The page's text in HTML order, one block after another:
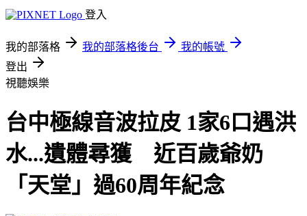
登入
我的部落格 我的部落格後台
我的帳號
登出
視聽娛樂
台中極線音波拉皮 1家6口遇洪
水...遺體尋獲 近百歲爺奶
「天堂」過60周年紀念